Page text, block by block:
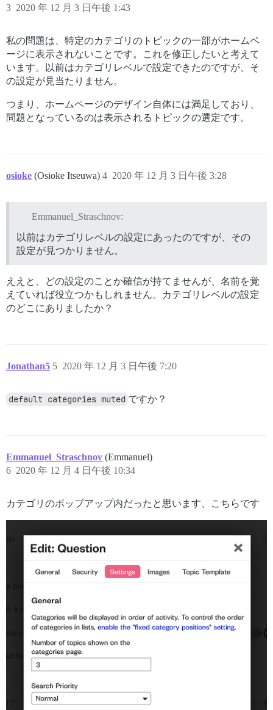
2020 年 12 月 3 日午後 1:43
3
私の問題は、特定のカテゴリのトピックの一部がホームペ
ージに表示されないことです。これを修正したいと考えて
います。以前はカテゴリレベルで設定できたのですが、そ
の設定が見当たりません。
つまり、ホームページのデザイン自体には満足しており、
問題となっているのは表示されるトピックの選定です。
osioke (Osioke Itseuwa) 2020 年 12 月 3 日午後 3:28
4
Emmanuel_Straschnov:
以前はカテゴリレベルの設定にあったのですが、その
設定が見つかりません。
ええと、どの設定のことか確信が持てませんが、名前を覚
えていれば役立つかもしれません。カテゴリレベルの設定
のどこにありましたか？
Jonathan5 2020 年 12 月 3 日午後 7:20
5
default categories muted ですか？
Emmanuel_Straschnov (Emmanuel)
2020 年 12 月 4 日午後 10:34
6
カテゴリのポップアップ内だったと思います、こちらです